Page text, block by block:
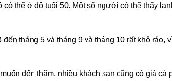
có thể ở độ tuổi 50. Một số người có thể thấy
tháng 5 và tháng 9 và tháng 10 rất khô ráo,
đến thăm, nhiều khách sạn cũng có giá